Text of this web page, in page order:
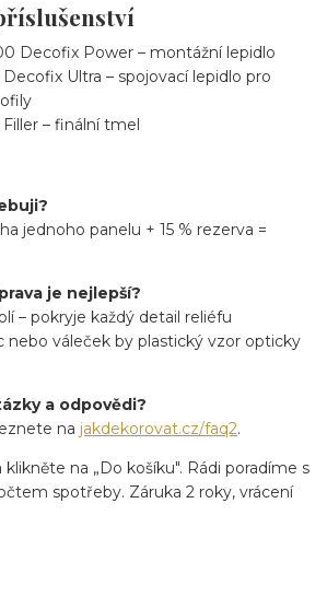
Decofix Power – montážní lepidlo
Ultra – spojovací lepidlo pro
– finální tmel
jednoho panelu + 15 % rezerva =
je nejlepší?
– pokryje každý detail reliéfu
nebo váleček by plastický vzor opticky
a odpovědi?
na jakdekorovat.cz/faq2.
na „Do košíku". Rádi poradíme s
spotřeby. Záruka 2 roky, vrácení